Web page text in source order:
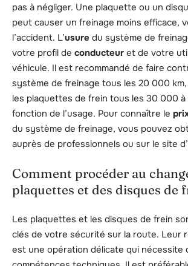
pas à négliger. Une plaquette ou un
peut causer un freinage moins efficace,
l’accident. L’usure du système de
votre profil de conducteur et de votre
véhicule. Il est recommandé de faire
système de freinage tous les 20 000
les plaquettes de frein tous les 30 000
fonction de l’usage. Pour connaître le
du système de freinage, vous pouvez
auprès de professionnels ou sur le site d’
Comment procéder au
plaquettes et des disques de
Les plaquettes et les disques de frein
clés de votre sécurité sur la route. Leur
est une opération délicate qui nécessite